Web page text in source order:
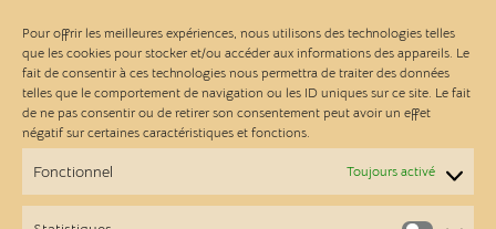
Pour offrir les meilleures expériences, nous utilisons des technologies telles
que les cookies pour stocker et/ou accéder aux informations des appareils. Le
fait de consentir à ces technologies nous permettra de traiter des données
telles que le comportement de navigation ou les ID uniques sur ce site. Le fait
de ne pas consentir ou de retirer son consentement peut avoir un effet
négatif sur certaines caractéristiques et fonctions.
Fonctionnel Toujours activé
Vous êtes bien désinscrit de la newsletter
des Ateliers Linou !
Mais vous pouvez toujours aller découvrir
nos dernières créations.
Voir les nouveautés